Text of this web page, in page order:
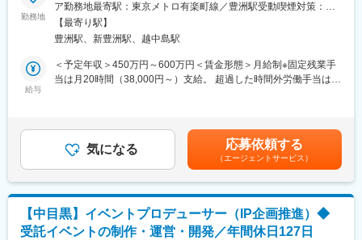
のイベント・行事や、民間の音楽や食に関するイベントなど、企
画、運営、会場設計・施工などを請け負う総合イベント会社で
す。設立以来、数多くの博覧会や国際イベントの開催に携わり、
いりました。案件の約半数が行政からの受注であり、競合も少な
いため安定した業績をあげています。
イベント企画・会場制作・運営・進行・当日の運営(警備等)まで一
貫して自社で完結できるため素早い対応が可能です。また安全面
でのクオリティも担保することができ、安全なイベント運営を可
能にしております。
業界内では最後の砦と言われ、当社にできないイベントはどこの
会社にもできないといわれるほど信頼を得ております。
■業務内容
主にイベントや展示会等、幅広い施設の企画/デザイン/設計業務を
中心とした、顧客打合せ～現場設営監理まで、一貫して業務をお
任せいたします。
・顧客向けコンペ、入札の実施、予算管理
・実施に向けて社内・協力会社との打合せ、発注、交渉
・現場での設営スケジュールや安全衛生管理
立ち、中心となって引っ張っていく責任のある仕事です！
■担当案件例
勤務地
ア勤務地最寄駅：東京メトロ有楽町線／豊洲駅受動喫煙対策：敷
地内喫煙可能場所あり変更の範囲：会社の定める事業所
【最寄り駅】
豊洲駅、新豊洲駅、越中島駅
給与
＜予定年収＞450万円～600万円＜賃金形態＞月給制※固定残業手
当は月20時間（38,000円～）支給。 超過した時間外労働手当は追
り、経験・職歴を考慮の上決定します※上記年収・月給は時間外勤
務手当を含めた金額です賃金はあくまでも目安の金額であり、選
考を通じて上下する可能性があります。月給(月額)は固定手当を含
めた表記です。
気になる 応募依頼する
（エージェントサービス）
【中目黒】イベントプロデューサー（IP企画推進）◆
受託イベントの制作・運営・開発／年間休日127日